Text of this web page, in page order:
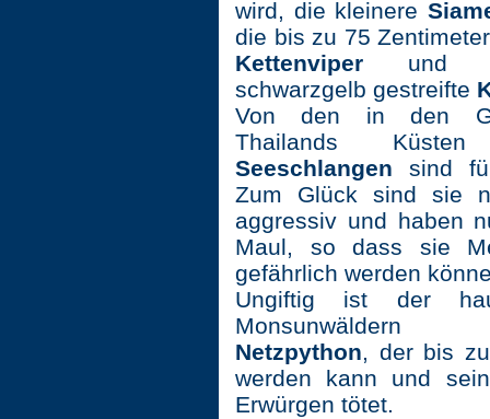
wird, die kleinere
die bis zu 75
Kettenviper und
schwarzgelb gestreifte
Von den in den
Thailands Küsten
Seeschlangen sind
Zum Glück sind sie
aggressiv und haben
Maul, so dass sie
gefährlich werden
Ungiftig ist der
Monsunwäldern
Netzpython, der bis
werden kann und
Erwürgen tötet.